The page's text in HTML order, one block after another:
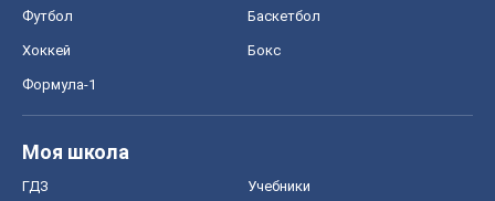
Футбол Баскетбол
Хоккей Бокс
Формула-1
Моя школа
ГДЗ Учебники